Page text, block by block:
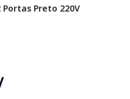
Portas Preto 220V